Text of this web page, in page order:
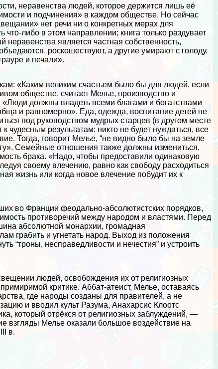
неравенства людей, которое держится лишь её
и подчинения» в каждом обществе. Но сейчас
нет речи ни о конкретных мерах для
либо в этом направлении; книга только раздувает
является частная собственность,
роскошествуют, а другие умирают с голоду.
и печали».
«Каким великим счастьем было бы для людей, если
обществе, считает Мелье, производство и
должны владеть всеми благами и богатствами
и равномерно». Еда, одежда, воспитание детей не
под руководством мудрых старцев (в другом месте
результатам: никто не будет нуждаться, все
Тогда, говорит Мелье, “не видно было бы на земле
Семейные отношения также должны измениться,
бpaка. «Надо, чтобы предоставили одинаковую
своему влечению, равно как свободу расходиться
жизнь или когда новое влечение побудит их к
во Франции феодально-абсолютистских порядков,
противоречий между народом и властями. Перед
абсолютной монархии, громадная
грабить и угнетать народ. Выход из положения
“троны, несправедливости и нечестия” и устроить
людей, освобождения их от религиозных
критике. Аббат-атеист, Мелье, оставаясь
где народы созданы для правителей, а не
и вводил культ Разума, Анахарсис Клоотс
который отрёкся от религиозных заблуждений, —
взгляды Мелье оказали большое воздействие на
в.